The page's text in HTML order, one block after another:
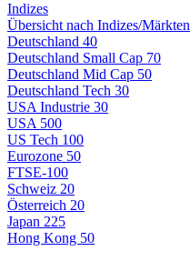
Indizes
Übersicht nach Indizes/Märkten
Deutschland 40
Deutschland Small Cap 70
Deutschland Mid Cap 50
Deutschland Tech 30
USA Industrie 30
USA 500
US Tech 100
Eurozone 50
FTSE-100
Schweiz 20
Österreich 20
Japan 225
Hong Kong 50